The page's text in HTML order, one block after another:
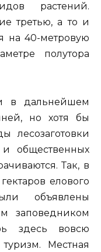
растений.
третью, а то и
на 40-метровую
полутора
в дальнейшем
но хотя бы
лесозаготовки
общественных
Так, в
елового
объявлены
заповедником
здесь вовсю
Местная